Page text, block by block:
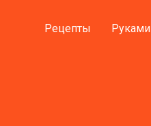
Рецепты Руками